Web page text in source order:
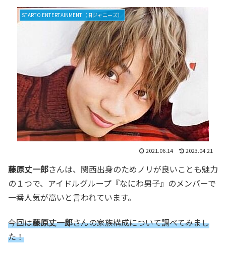
STARTO ENTERTAINMENT（旧ジャニーズ）
2021.06.14 2023.04.21
藤原丈一郎さんは、関西出身のためノリが良いことも魅力
の１つで、アイドルグループ『なにわ男子』のメンバーで
一番人気が高いと言われています。
今回は藤原丈一郎さんの家族構成について調べてみまし
た！